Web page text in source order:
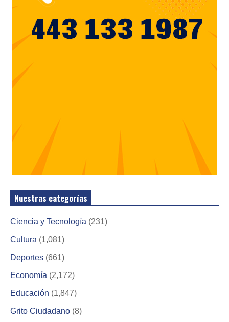
Nuestras categorías
Ciencia y Tecnología (231)
Cultura (1,081)
Deportes (661)
Economía (2,172)
Educación (1,847)
Grito Ciudadano (8)